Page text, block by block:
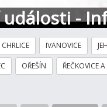
-
CHRLICE IVANOVICE
OŘEŠÍN ŘEČKOVICE